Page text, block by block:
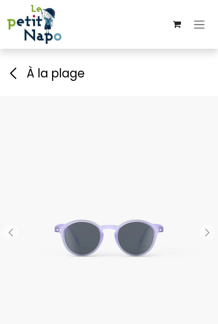
Se rendre au contenu
À la plage